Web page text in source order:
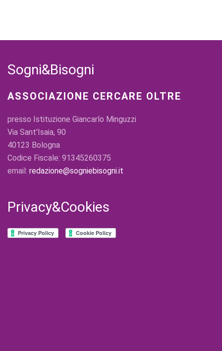
Sogni&Bisogni
ASSOCIAZIONE CERCARE OLTRE
presso Istituzione Giancarlo Minguzzi
Via Sant'Isaia, 90
40123 Bologna
Codice Fiscale: 91345260375
email: redazione@sogniebisogni.it
Privacy&Cookies